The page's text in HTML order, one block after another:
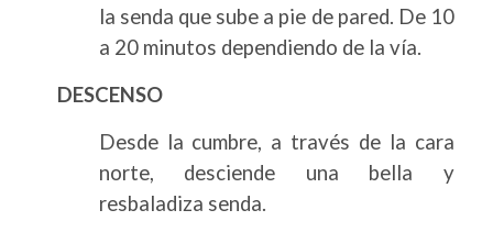
la senda que sube a pie de pared. De 10
a 20 minutos dependiendo de la vía.
DESCENSO
Desde la cumbre, a través de la cara
norte, desciende una bella y
resbaladiza senda.